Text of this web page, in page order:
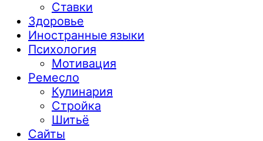
Ставки
Здоровье
Иностранные языки
Психология
Мотивация
Ремесло
Кулинария
Стройка
Шитьё
Сайты